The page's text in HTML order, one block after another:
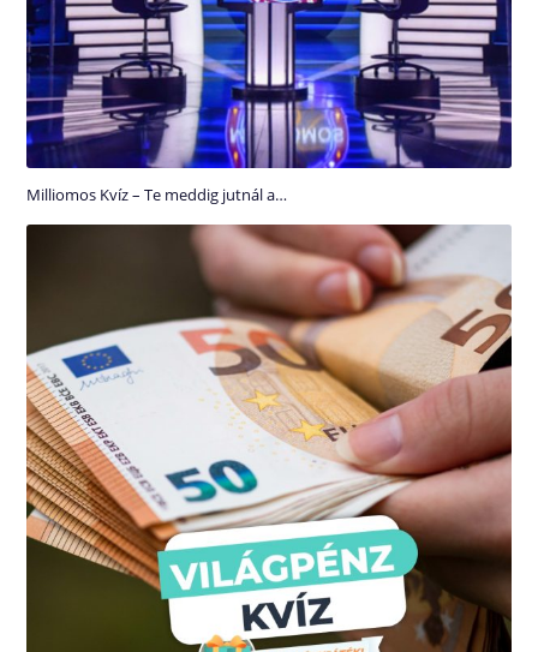
Milliomos Kvíz – Te meddig jutnál a…